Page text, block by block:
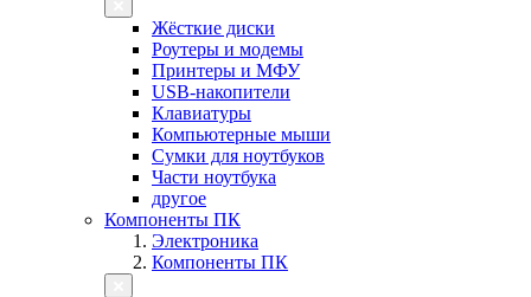
Жёсткие диски
Роутеры и модемы
Принтеры и МФУ
USB-накопители
Клавиатуры
Компьютерные мыши
Сумки для ноутбуков
Части ноутбука
другое
Компоненты ПК
Электроника
Компоненты ПК